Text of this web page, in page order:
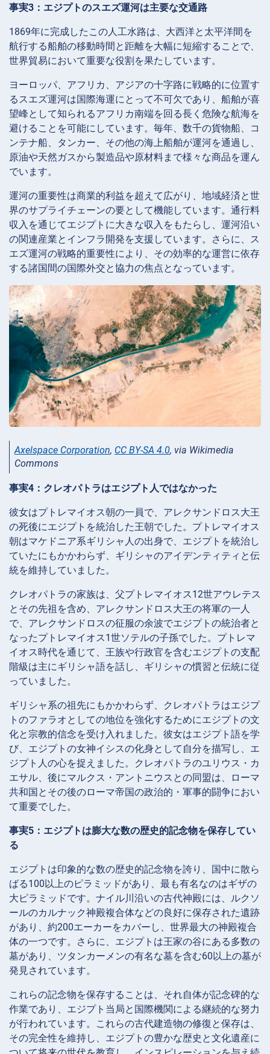
事実3：エジプトのスエズ運河は主要な交通路
1869年に完成したこの人工水路は、大西洋と太平洋間を
航行する船舶の移動時間と距離を大幅に短縮することで、
世界貿易において重要な役割を果たしています。
ヨーロッパ、アフリカ、アジアの十字路に戦略的に位置す
るスエズ運河は国際海運にとって不可欠であり、船舶が喜
望峰として知られるアフリカ南端を回る長く危険な航海を
避けることを可能にしています。毎年、数千の貨物船、コ
ンテナ船、タンカー、その他の海上船舶が運河を通過し、
原油や天然ガスから製造品や原材料まで様々な商品を運ん
でいます。
運河の重要性は商業的利益を超えて広がり、地域経済と世
界のサプライチェーンの要として機能しています。通行料
収入を通じてエジプトに大きな収入をもたらし、運河沿い
の関連産業とインフラ開発を支援しています。さらに、ス
エズ運河の戦略的重要性により、その効率的な運営に依存
する諸国間の国際外交と協力の焦点となっています。
Axelspace Corporation, CC BY-SA 4.0, via Wikimedia
Commons
事実4：クレオパトラはエジプト人ではなかった
彼女はプトレマイオス朝の一員で、アレクサンドロス大王
の死後にエジプトを統治した王朝でした。プトレマイオス
朝はマケドニア系ギリシャ人の出身で、エジプトを統治し
ていたにもかかわらず、ギリシャのアイデンティティと伝
統を維持していました。
クレオパトラの家族は、父プトレマイオス12世アウレテス
とその先祖を含め、アレクサンドロス大王の将軍の一人
で、アレクサンドロスの征服の余波でエジプトの統治者と
なったプトレマイオス1世ソテルの子孫でした。プトレマ
イオス時代を通じて、王族や行政官を含むエジプトの支配
階級は主にギリシャ語を話し、ギリシャの慣習と伝統に従
っていました。
ギリシャ系の祖先にもかかわらず、クレオパトラはエジプ
トのファラオとしての地位を強化するためにエジプトの文
化と宗教的信念を受け入れました。彼女はエジプト語を学
び、エジプトの女神イシスの化身として自分を描写し、エ
ジプト人の心を捉えました。クレオパトラのユリウス・カ
エサル、後にマルクス・アントニウスとの同盟は、ローマ
共和国とその後のローマ帝国の政治的・軍事的闘争におい
て重要でした。
事実5：エジプトは膨大な数の歴史的記念物を保存してい
る
エジプトは印象的な数の歴史的記念物を誇り、国中に散ら
ばる100以上のピラミッドがあり、最も有名なのはギザの
大ピラミッドです。ナイル川沿いの古代神殿には、ルクソ
ールのカルナック神殿複合体などの良好に保存された遺跡
があり、約200エーカーをカバーし、世界最大の神殿複合
体の一つです。さらに、エジプトは王家の谷にある多数の
墓があり、ツタンカーメンの有名な墓を含む60以上の墓が
発見されています。
これらの記念物を保存することは、それ自体が記念碑的な
作業であり、エジプト当局と国際機関による継続的な努力
が行われています。これらの古代建造物の修復と保存は、
その完全性を維持し、エジプトの豊かな歴史と文化遺産に